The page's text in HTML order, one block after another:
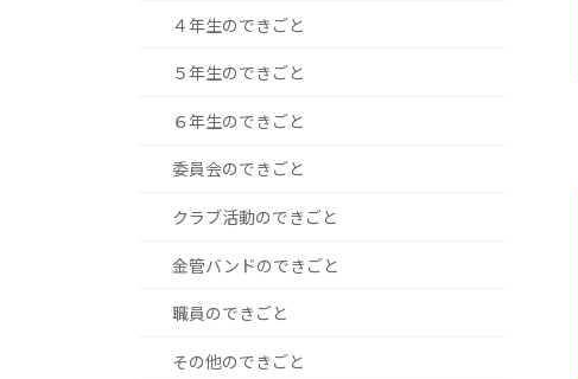
４年生のできごと
５年生のできごと
６年生のできごと
委員会のできごと
クラブ活動のできごと
金管バンドのできごと
職員のできごと
その他のできごと